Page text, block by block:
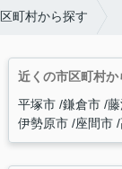
町村から探す
近くの市区町村か
平塚市 鎌倉市
伊勢原市 座間市